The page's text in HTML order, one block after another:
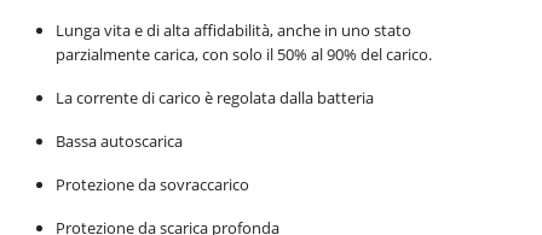
Lunga vita e di alta affidabilità, anche in uno stato
parzialmente carica, con solo il 50% al 90% del carico.
La corrente di carico è regolata dalla batteria
Bassa autoscarica
Protezione da sovraccarico
Protezione da scarica profonda